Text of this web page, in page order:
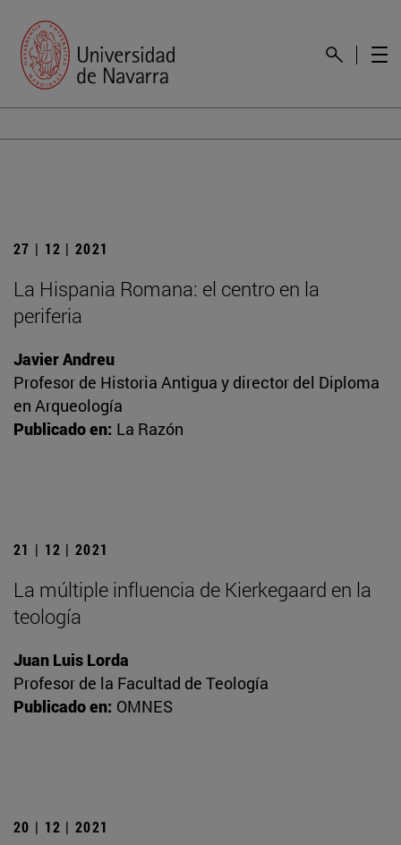
27 | 12 | 2021
La Hispania Romana: el centro en la
periferia
Javier Andreu
Profesor de Historia Antigua y director del Diploma
en Arqueología
Publicado en: La Razón
21 | 12 | 2021
La múltiple influencia de Kierkegaard en la
teología
Juan Luis Lorda
Profesor de la Facultad de Teología
Publicado en: OMNES
20 | 12 | 2021